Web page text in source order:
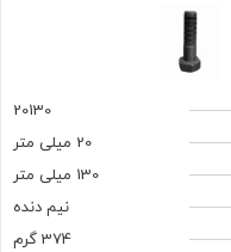
20130
20 میلی متر
130 میلی متر
نیم دنده
374 گرم